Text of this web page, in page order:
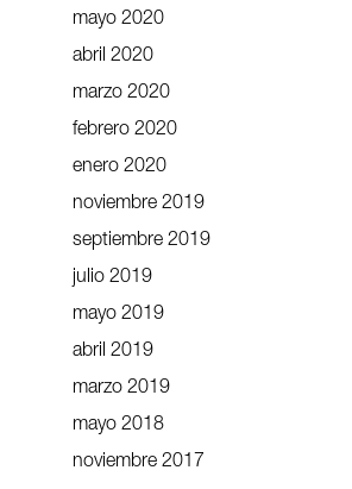
mayo 2020
abril 2020
marzo 2020
febrero 2020
enero 2020
noviembre 2019
septiembre 2019
julio 2019
mayo 2019
abril 2019
marzo 2019
mayo 2018
noviembre 2017